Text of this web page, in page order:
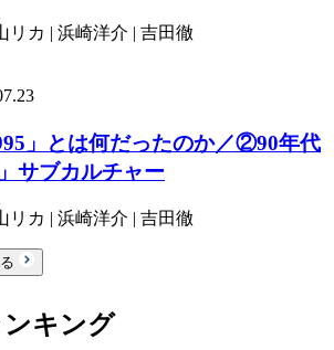
リカ | 浜崎洋介 | 吉田徹
」とは何だったのか／②90年代
サブカルチャー
リカ | 浜崎洋介 | 吉田徹
キング